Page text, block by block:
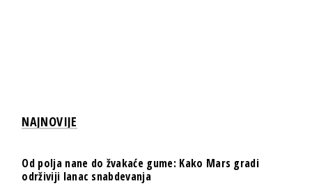
NAJNOVIJE
Od polja nane do žvakaće gume: Kako Mars gradi
održiviji lanac snabdevanja